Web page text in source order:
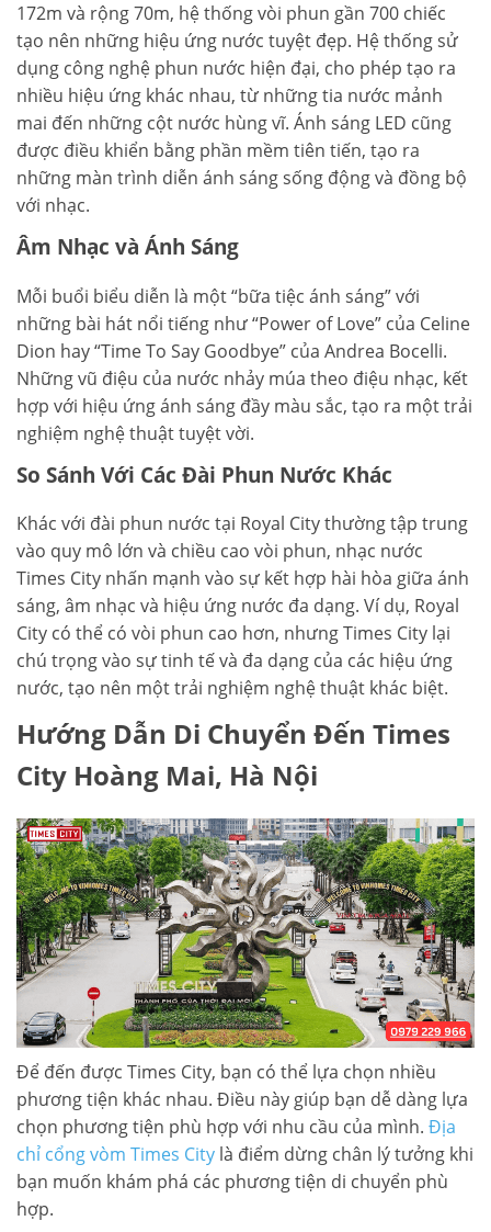
172m và rộng 70m, hệ thống vòi phun gần 700 chiếc
tạo nên những hiệu ứng nước tuyệt đẹp. Hệ thống sử
dụng công nghệ phun nước hiện đại, cho phép tạo ra
nhiều hiệu ứng khác nhau, từ những tia nước mảnh
mai đến những cột nước hùng vĩ. Ánh sáng LED cũng
được điều khiển bằng phần mềm tiên tiến, tạo ra
những màn trình diễn ánh sáng sống động và đồng bộ
với nhạc.
Âm Nhạc và Ánh Sáng
Mỗi buổi biểu diễn là một “bữa tiệc ánh sáng” với
những bài hát nổi tiếng như “Power of Love” của Celine
Dion hay “Time To Say Goodbye” của Andrea Bocelli.
Những vũ điệu của nước nhảy múa theo điệu nhạc, kết
hợp với hiệu ứng ánh sáng đầy màu sắc, tạo ra một trải
nghiệm nghệ thuật tuyệt vời.
So Sánh Với Các Đài Phun Nước Khác
Khác với đài phun nước tại Royal City thường tập trung
vào quy mô lớn và chiều cao vòi phun, nhạc nước
Times City nhấn mạnh vào sự kết hợp hài hòa giữa ánh
sáng, âm nhạc và hiệu ứng nước đa dạng. Ví dụ, Royal
City có thể có vòi phun cao hơn, nhưng Times City lại
chú trọng vào sự tinh tế và đa dạng của các hiệu ứng
nước, tạo nên một trải nghiệm nghệ thuật khác biệt.
Hướng Dẫn Di Chuyển Đến Times
City Hoàng Mai, Hà Nội
Để đến được Times City, bạn có thể lựa chọn nhiều
phương tiện khác nhau. Điều này giúp bạn dễ dàng lựa
chọn phương tiện phù hợp với nhu cầu của mình. Địa
chỉ cổng vòm Times City là điểm dừng chân lý tưởng khi
bạn muốn khám phá các phương tiện di chuyển phù
hợp.